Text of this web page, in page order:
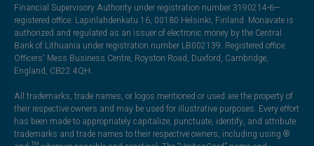
Financial Supervisory Authority under registration number 3190214-6—
registered office: Lapinlahdenkatu 16, 00180 Helsinki, Finland. Monavate is
authorized and regulated as an issuer of electronic money by the Central
Bank of Lithuania under registration number LB002139. Registered office:
Officers' Mess Business Centre, Royston Road, Duxford, Cambridge,
England, CB22 4QH.
All trademarks, trade names, or logos mentioned or used are the property of
their respective owners and may be used for illustrative purposes. Every effort
has been made to appropriately capitalize, punctuate, identify, and attribute
trademarks and trade names to their respective owners, including using ®